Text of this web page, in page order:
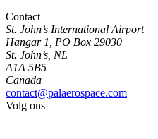
Contact
St. John’s International Airport
Hangar 1, PO Box 29030
St. John’s, NL
A1A 5B5
Canada
contact@palaerospace.com
Volg ons